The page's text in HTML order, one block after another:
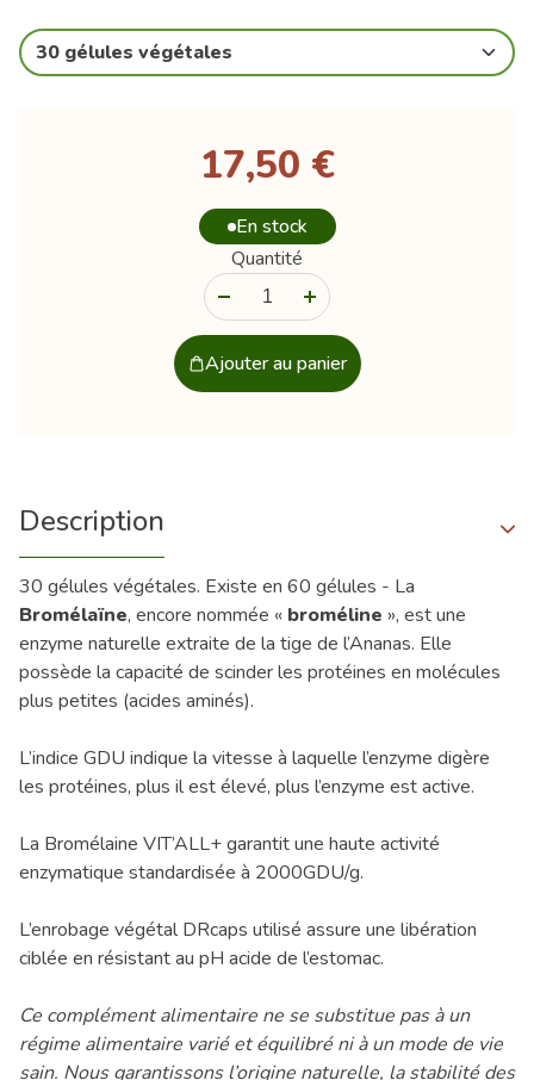
30 gélules végétales
17,50 €
En stock
Quantité
Ajouter au panier
Description
30 gélules végétales. Existe en 60 gélules - La
Bromélaïne, encore nommée « broméline », est une
enzyme naturelle extraite de la tige de l’Ananas. Elle
possède la capacité de scinder les protéines en molécules
plus petites (acides aminés).
L’indice GDU indique la vitesse à laquelle l’enzyme digère
les protéines, plus il est élevé, plus l’enzyme est active.
La Bromélaine VIT’ALL+ garantit une haute activité
enzymatique standardisée à 2000GDU/g.
L’enrobage végétal DRcaps utilisé assure une libération
ciblée en résistant au pH acide de l’estomac.
Ce complément alimentaire ne se substitue pas à un
régime alimentaire varié et équilibré ni à un mode de vie
sain. Nous garantissons l’origine naturelle, la stabilité des